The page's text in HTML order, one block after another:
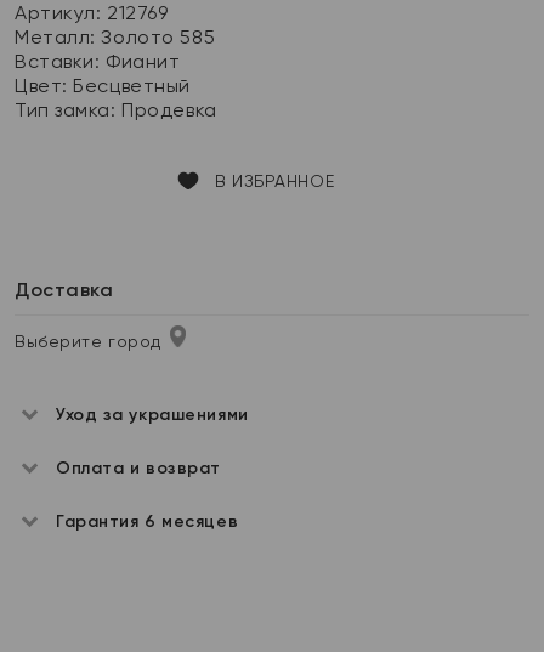
Артикул: 212769
Металл:Золото 585
Вставки: Фианит
Цвет: Бесцветный
Тип замка: Продевка
В ИЗБРАННОЕ
Доставка
Выберите город
Уход за украшениями
Оплата и возврат
Гарантия 6 месяцев